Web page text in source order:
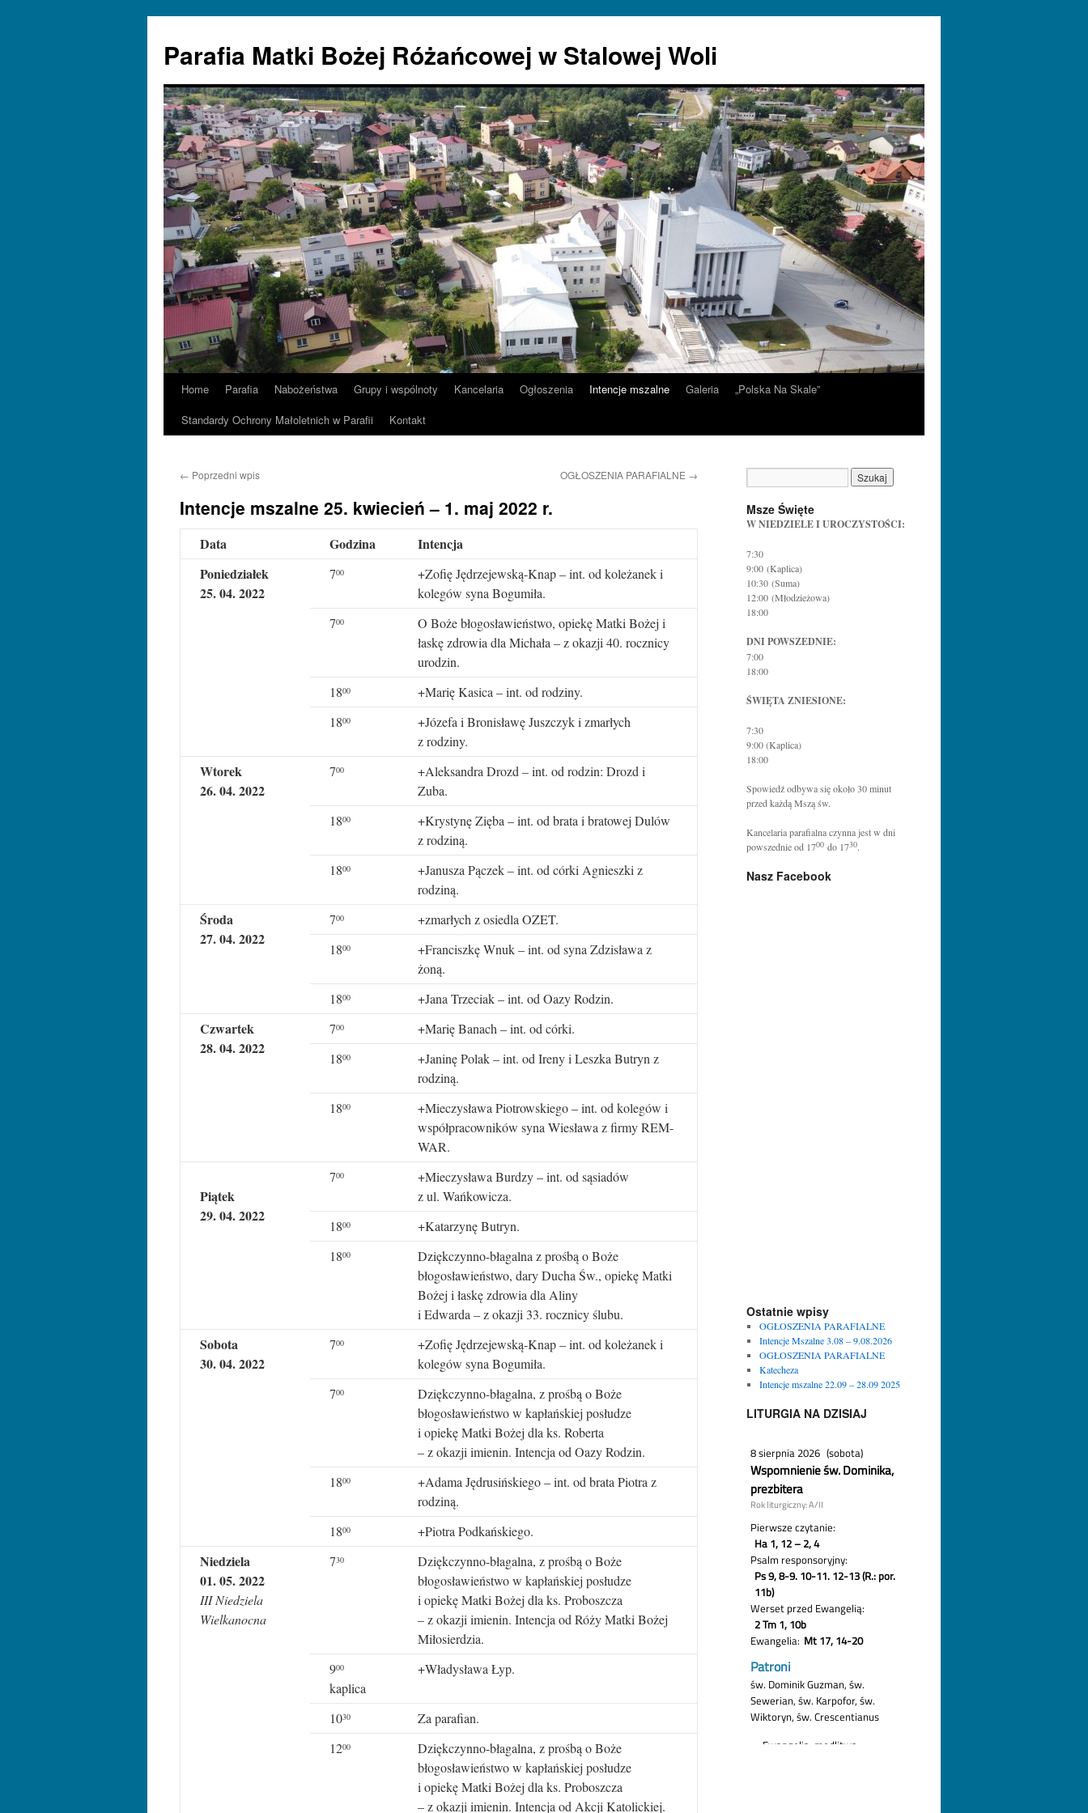
Parafia Matki Bożej Różańcowej w Stalowej Woli
Home Parafia Nabożeństwa Grupy i wspólnoty Kancelaria Ogłoszenia Intencje mszalne Galeria
„Polska Na Skale”
Standardy Ochrony Małoletnich w Parafii
Kontakt
← Poprzedni wpis OGŁOSZENIA PARAFIALNE →
Intencje mszalne 25. kwiecień – 1. maj 2022 r.
Data Godzina
Intencja
Poniedziałek
25. 04. 2022
700
+Zofię Jędrzejewską-Knap – int. od koleżanek i
kolegów syna Bogumiła.
700
O Boże błogosławieństwo, opiekę Matki Bożej i
łaskę zdrowia dla Michała – z okazji 40. rocznicy
urodzin.
1800
+Marię Kasica – int. od rodziny.
1800
+Józefa i Bronisławę Juszczyk i zmarłych
z rodziny.
Wtorek
26. 04. 2022
700
+Aleksandra Drozd – int. od rodzin: Drozd i
Zuba.
1800
+Krystynę Zięba – int. od brata i bratowej Dulów
z rodziną.
1800
+Janusza Pączek – int. od córki Agnieszki z
rodziną.
Środa
27. 04. 2022
700
+zmarłych z osiedla OZET.
1800
+Franciszkę Wnuk – int. od syna Zdzisława z
żoną.
1800 +Jana Trzeciak – int. od Oazy Rodzin.
Czwartek
28. 04. 2022
700
+Marię Banach – int. od córki.
1800
+Janinę Polak – int. od Ireny i Leszka Butryn z
rodziną.
1800
+Mieczysława Piotrowskiego – int. od kolegów i
współpracowników syna Wiesława z firmy REM-
WAR.
Piątek
29. 04. 2022
700
+Mieczysława Burdzy – int. od sąsiadów
z ul. Wańkowicza.
1800
+Katarzynę Butryn.
1800
Dziękczynno-błagalna z prośbą o Boże
błogosławieństwo, dary Ducha Św., opiekę Matki
Bożej i łaskę zdrowia dla Aliny
i Edwarda – z okazji 33. rocznicy ślubu.
Sobota
30. 04. 2022
700
+Zofię Jędrzejewską-Knap – int. od koleżanek i
kolegów syna Bogumiła.
700
Dziękczynno-błagalna, z prośbą o Boże
błogosławieństwo w kapłańskiej posłudze
i opiekę Matki Bożej dla ks. Roberta
– z okazji imienin. Intencja od Oazy Rodzin.
1800
+Adama Jędrusińskiego – int. od brata Piotra z
rodziną.
1800 +Piotra Podkańskiego.
Niedziela
01. 05. 2022
III Niedziela
Wielkanocna
730
Dziękczynno-błagalna, z prośbą o Boże
błogosławieństwo w kapłańskiej posłudze
i opiekę Matki Bożej dla ks. Proboszcza
– z okazji imienin. Intencja od Róży Matki Bożej
Miłosierdzia.
900
kaplica
+Władysława Łyp.
1030
Za parafian.
1200
Dziękczynno-błagalna, z prośbą o Boże
błogosławieństwo w kapłańskiej posłudze
i opiekę Matki Bożej dla ks. Proboszcza
– z okazji imienin. Intencja od Akcji Katolickiej.
Msze Święte
W NIEDZIELE I UROCZYSTOŚCI:
7:30
9:00 (Kaplica)
10:30 (Suma)
12:00 (Młodzieżowa)
18:00
DNI POWSZEDNIE:
7:00
18:00
ŚWIĘTA ZNIESIONE:
7:30
9:00 (Kaplica)
18:00
Spowiedź odbywa się około 30 minut
przed każdą Mszą św.
Kancelaria parafialna czynna jest w dni
powszednie od 1700 do 1730.
Nasz Facebook
Ostatnie wpisy
OGŁOSZENIA PARAFIALNE
Intencje Mszalne 3.08 – 9.08.2026
OGŁOSZENIA PARAFIALNE
Katecheza
Intencje mszalne 22.09 – 28.09 2025
LITURGIA NA DZISIAJ